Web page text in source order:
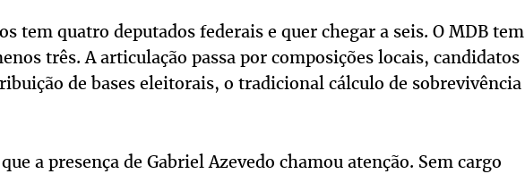
tem quatro deputados federais e quer chegar a seis. O MDB tem
três. A articulação passa por composições locais, candidatos
de bases eleitorais, o tradicional cálculo de sobrevivência
a presença de Gabriel Azevedo chamou atenção. Sem cargo